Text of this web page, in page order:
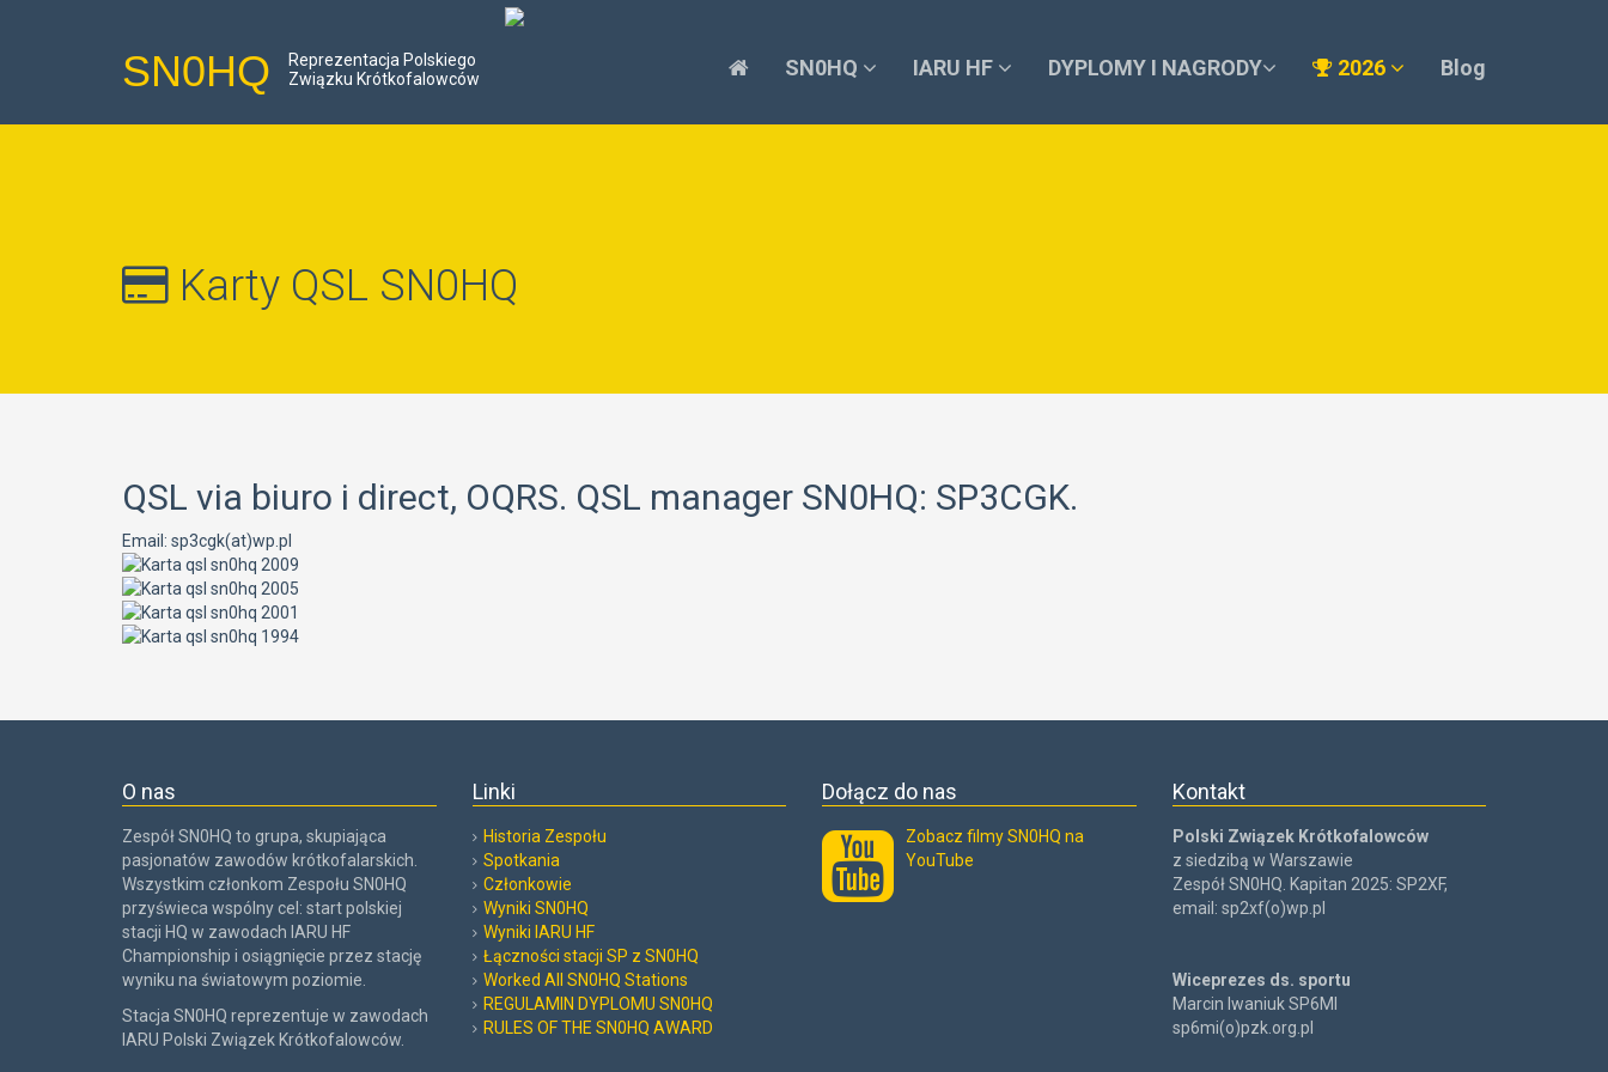
SN0HQ
Reprezentacja Polskiego
Związku Krótkofalowców
SN0HQ IARU HF DYPLOMY I NAGRODY 2026 Blog
Karty QSL SN0HQ
QSL via biuro i direct, OQRS. QSL manager SN0HQ: SP3CGK.
Email: sp3cgk(at)wp.pl
O nas
Zespół SN0HQ to grupa, skupiająca
pasjonatów zawodów krótkofalarskich.
Wszystkim członkom Zespołu SN0HQ
przyświeca wspólny cel: start polskiej
stacji HQ w zawodach IARU HF
Championship i osiągnięcie przez stację
wyniku na światowym poziomie.
Stacja SN0HQ reprezentuje w zawodach
IARU Polski Związek Krótkofalowców.
Linki
Historia Zespołu
Spotkania
Członkowie
Wyniki SN0HQ
Wyniki IARU HF
Łączności stacji SP z SN0HQ
Worked All SN0HQ Stations
REGULAMIN DYPLOMU SN0HQ
RULES OF THE SN0HQ AWARD
Dołącz do nas
Zobacz filmy SN0HQ na
YouTube
Kontakt
Polski Związek Krótkofalowców
z siedzibą w Warszawie
Zespół SN0HQ. Kapitan 2025: SP2XF,
email: sp2xf(o)wp.pl
Wiceprezes ds. sportu
Marcin Iwaniuk SP6MI
sp6mi(o)pzk.org.pl